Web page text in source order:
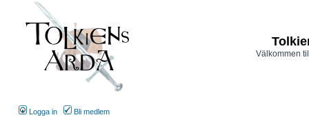
Välkommen
Logga in Bli medlem